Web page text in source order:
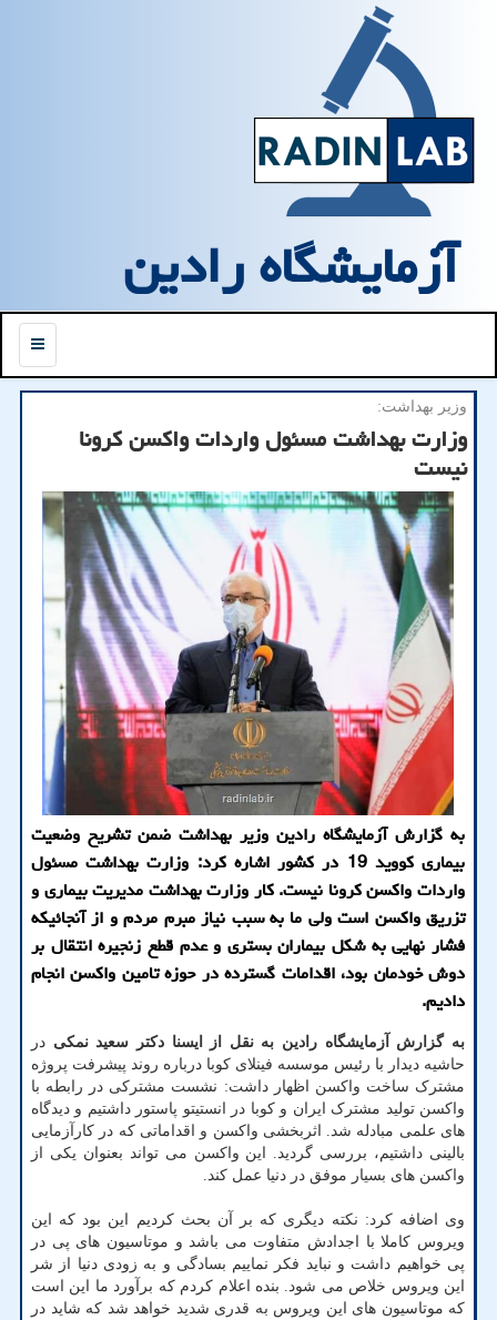
آزمایشگاه رادین
منو
وزیر بهداشت:
وزارت بهداشت مسئول واردات واكسن كرونا
نیست
به گزارش آزمایشگاه رادین وزیر بهداشت ضمن تشریح وضعیت
بیماری کووید 19 در کشور اشاره کرد: وزارت بهداشت مسئول
واردات واکسن کرونا نیست. کار وزارت بهداشت مدیریت بیماری و
تزریق واکسن است ولی ما به سبب نیاز مبرم مردم و از آنجائیکه
فشار نهایی به شکل بیماران بستری و عدم قطع زنجیره انتقال بر
دوش خودمان بود، اقدامات گسترده در حوزه تامین واکسن انجام
دادیم.
به گزارش آزمایشگاه رادین به نقل از ایسنا دکتر سعید نمکی در
حاشیه دیدار با رئیس موسسه فینلای کوبا درباره روند پیشرفت پروژه
مشترک ساخت واکسن اظهار داشت: نشست مشترکی در رابطه با
واکسن تولید مشترک ایران و کوبا در انستیتو پاستور داشتیم و دیدگاه
های علمی مبادله شد. اثربخشی واکسن و اقداماتی که در کارآزمایی
بالینی داشتیم، بررسی گردید. این واکسن می تواند بعنوان یکی از
واکسن های بسیار موفق در دنیا عمل کند.
وی اضافه کرد: نکته دیگری که بر آن بحث کردیم این بود که این
ویروس کاملا با اجدادش متفاوت می باشد و موتاسیون های پی در
پی خواهیم داشت و نباید فکر نماییم بسادگی و به زودی دنیا از شر
این ویروس خلاص می شود. بنده اعلام کردم که برآورد ما این است
که موتاسیون های این ویروس به قدری شدید خواهد شد که شاید در